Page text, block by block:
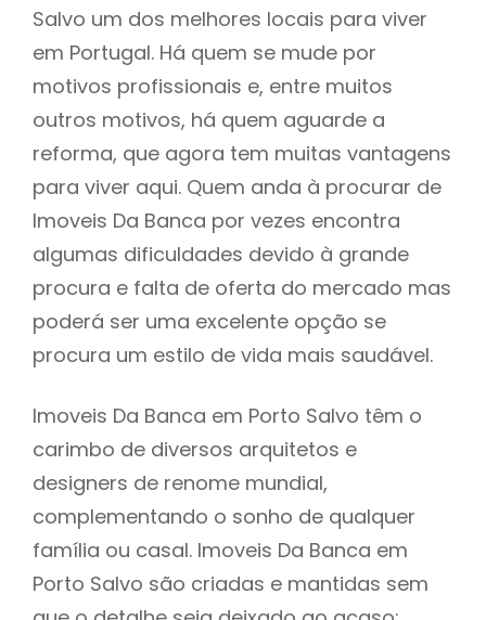
Salvo um dos melhores locais para viver
em Portugal. Há quem se mude por
motivos profissionais e, entre muitos
outros motivos, há quem aguarde a
reforma, que agora tem muitas vantagens
para viver aqui. Quem anda à procurar de
Imoveis Da Banca por vezes encontra
algumas dificuldades devido à grande
procura e falta de oferta do mercado mas
poderá ser uma excelente opção se
procura um estilo de vida mais saudável.
Imoveis Da Banca em Porto Salvo têm o
carimbo de diversos arquitetos e
designers de renome mundial,
complementando o sonho de qualquer
família ou casal. Imoveis Da Banca em
Porto Salvo são criadas e mantidas sem